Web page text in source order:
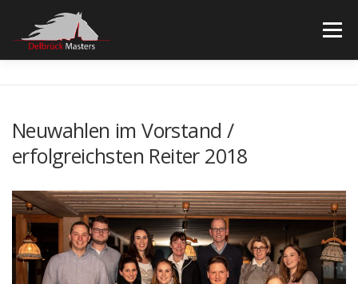
springen
Menü
WEBSEITE REITVEREIN IMPRESSUM/DATENSCHUTZ
Neuwahlen im Vorstand /
erfolgreichsten Reiter 2018